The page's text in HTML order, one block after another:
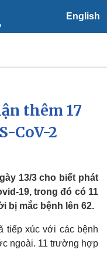
English
thời tiết
làm
đảo
thêm 17
CoV-2
13/3 cho biết phát
19, trong đó có 11
bị mắc bệnh lên 62.
tiếp xúc với các bệnh
ngoài. 11 trường hợp